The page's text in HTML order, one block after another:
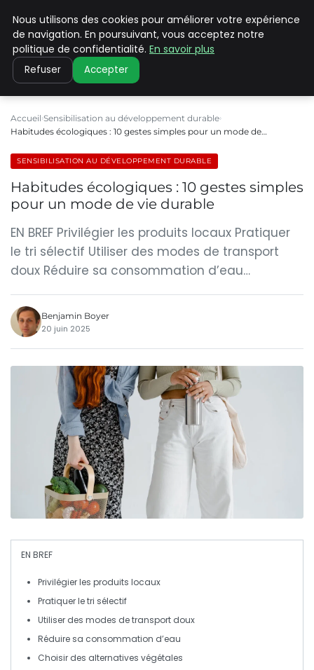
CLIMATE C ADVANCED
Accueil Sensibilisation au développement durable
Habitudes écologiques : 10 gestes simples pour un mode de…
SENSIBILISATION AU DÉVELOPPEMENT DURABLE
Habitudes écologiques : 10 gestes simples
pour un mode de vie durable
EN BREF Privilégier les produits locaux Pratiquer
le tri sélectif Utiliser des modes de transport
doux Réduire sa consommation d’eau…
Benjamin Boyer
20 juin 2025
EN BREF
Privilégierles produits locaux
Pratiquer letri sélectif
Utiliser des modes de transport doux
Réduire sa consommation d’eau
Choisir des alternatives végétales
Nous utilisons des cookies pour améliorer votre expérience
de navigation. En poursuivant, vous acceptez notre
politique de confidentialité. En savoir plus
Refuser Accepter